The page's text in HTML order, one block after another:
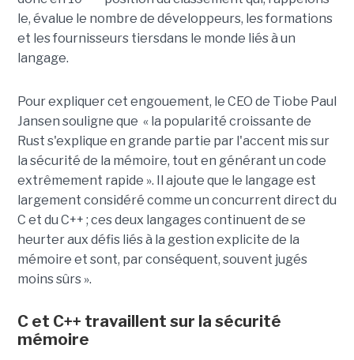
le, évalue le nombre de développeurs, les formations
et les fournisseurs tiersdans le monde liés à un
langage.
Pour expliquer cet engouement, le CEO de Tiobe Paul
Jansen souligne que « la popularité croissante de
Rust s'explique en grande partie par l'accent mis sur
la sécurité de la mémoire, tout en générant un code
extrêmement rapide ». Il ajoute que le langage est
largement considéré comme un concurrent direct du
C et du C++ ; ces deux langages continuent de se
heurter aux défis liés à la gestion explicite de la
mémoire et sont, par conséquent, souvent jugés
moins sûrs ».
C et C++ travaillent sur la sécurité
mémoire